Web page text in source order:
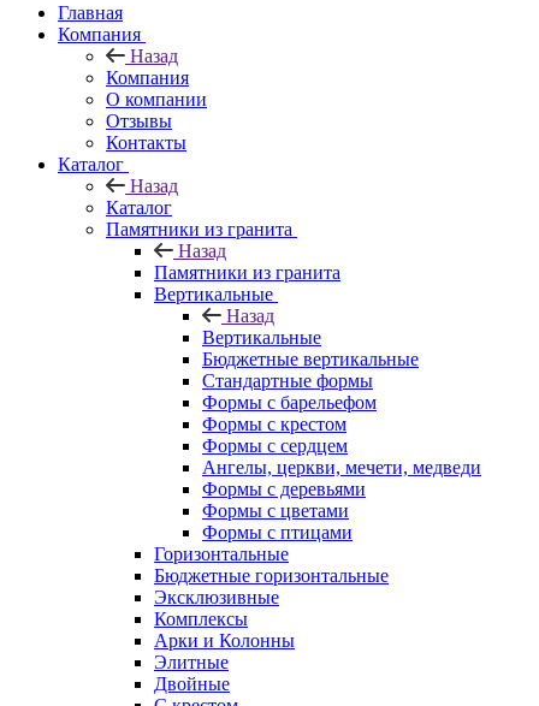
Главная
Компания
Назад
Компания
О компании
Отзывы
Контакты
Каталог
Назад
Каталог
Памятники из гранита
Назад
Памятники из гранита
Вертикальные
Назад
Вертикальные
Бюджетные вертикальные
Стандартные формы
Формы с барельефом
Формы с крестом
Формы с сердцем
Ангелы, церкви, мечети, медведи
Формы с деревьями
Формы с цветами
Формы с птицами
Горизонтальные
Бюджетные горизонтальные
Эксклюзивные
Комплексы
Арки и Колонны
Элитные
Двойные